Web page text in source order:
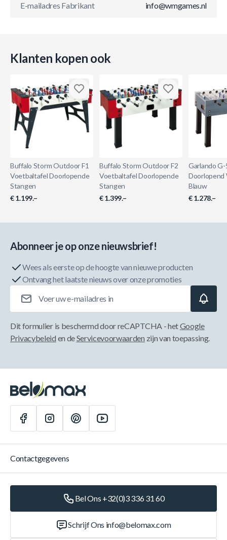
E-mailadres Fabrikant info@wmgames.nl
Klanten kopen ook
Buffalo Storm Outdoor F1
Voetbaltafel Doorlopende
Stangen
€ 1.199.–
Buffalo Storm Outdoor F2
Voetbaltafel Doorlopende
Stangen
€ 1.399.–
Garlando
Blauw
€ 1.278.–
Abonneer je op onze nieuwsbrief!
Wees als eerste op de hoogte van nieuwe producten
Ontvang het laatste nieuws over onze promoties
Dit formulier is beschermd door reCAPTCHA - hetGoogle
Privacybeleid en deServicevoorwaarden zijn van toepassing.
Contactgegevens
Bel Ons +32(0)3 336 31 60
Schrijf Ons info@belomax.com